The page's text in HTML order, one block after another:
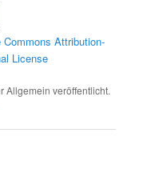
Commons Attribution-
License
Allgemein veröffentlicht.